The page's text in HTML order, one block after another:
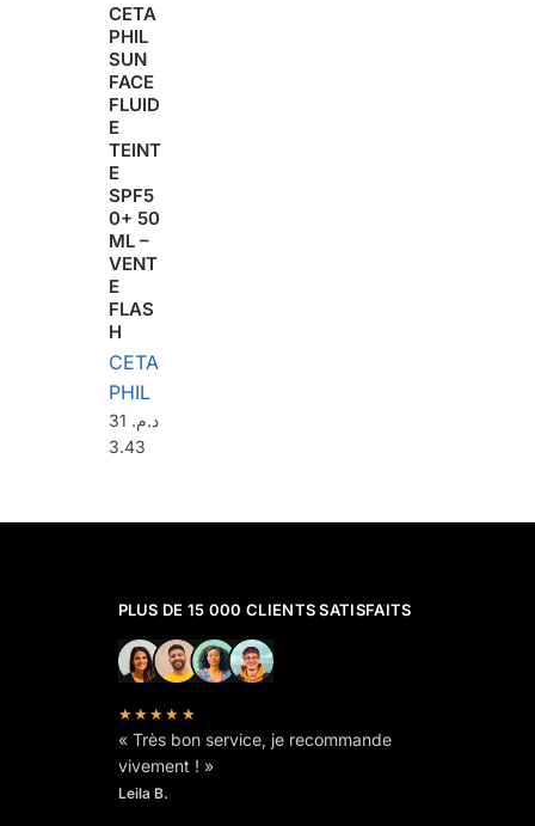
CETA
PHIL
SUN
FACE
FLUID
E
TEINT
E
SPF5
0+ 50
ML –
VENT
E
FLAS
H
CETA
PHIL
د.م. 31
3.43
PLUS DE 15 000 CLIENTS SATISFAITS
★★★★★
« Très bon service, je recommande
vivement ! »
Leila B.